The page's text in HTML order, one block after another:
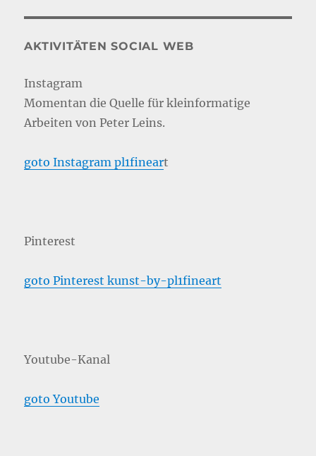
AKTIVITÄTEN SOCIAL WEB
Instagram
Momentan die Quelle für kleinformatige
Arbeiten von Peter Leins.
goto Instagram pl1fineart
Pinterest
goto Pinterest kunst-by-pl1fineart
Youtube-Kanal
goto Youtube